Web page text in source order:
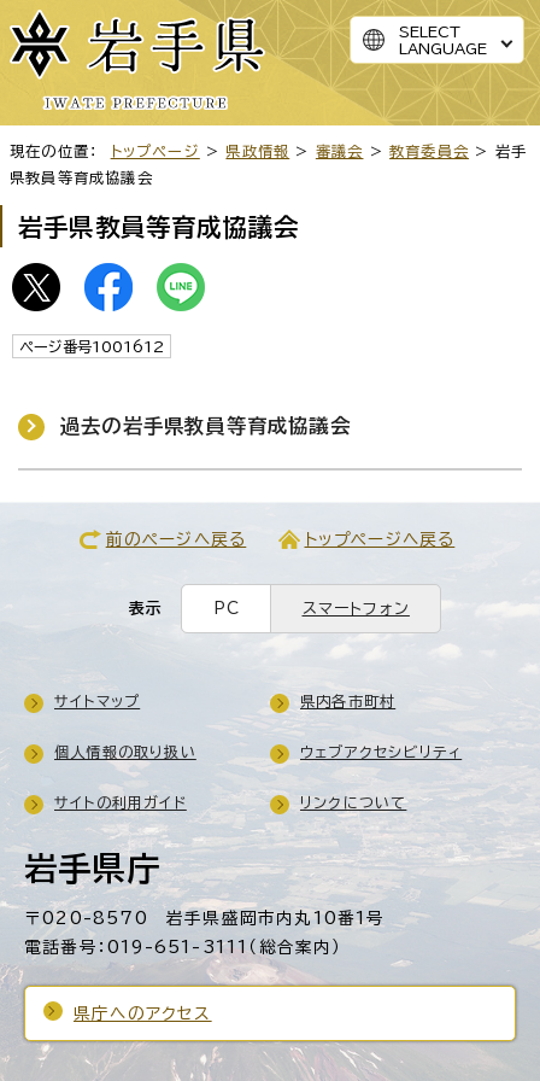
SELECT
LANGUAGE
現在の位置： トップページ > 県政情報 > 審議会 >教育委員会 > 岩手
県教員等育成協議会
岩手県教員等育成協議会
ページ番号1001612
過去の岩手県教員等育成協議会
前のページへ戻る トップページへ戻る
表示 PC スマートフォン
岩手県庁
〒020-8570 岩手県盛岡市内丸10番1号
電話番号：019-651-3111（総合案内）
県庁へのアクセス
サイトマップ 県内各市町村
個人情報の取り扱い ウェブアクセシビリティ
サイトの利用ガイド リンクについて